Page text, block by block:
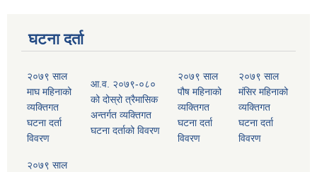
घटना दर्ता
२०७९ साल
माघ महिनाको
व्यक्तिगत
घटना दर्ता
विवरण
आ.व. २०७९-०८०
को दोस्रो त्रैमासिक
अन्तर्गत व्यक्तिगत
घटना दर्ताको विवरण
२०७९ साल
पौष महिनाको
व्यक्तिगत
घटना दर्ता
विवरण
२०७९ साल
मंसिर महिनाको
व्यक्तिगत
घटना दर्ता
विवरण
२०७९ साल